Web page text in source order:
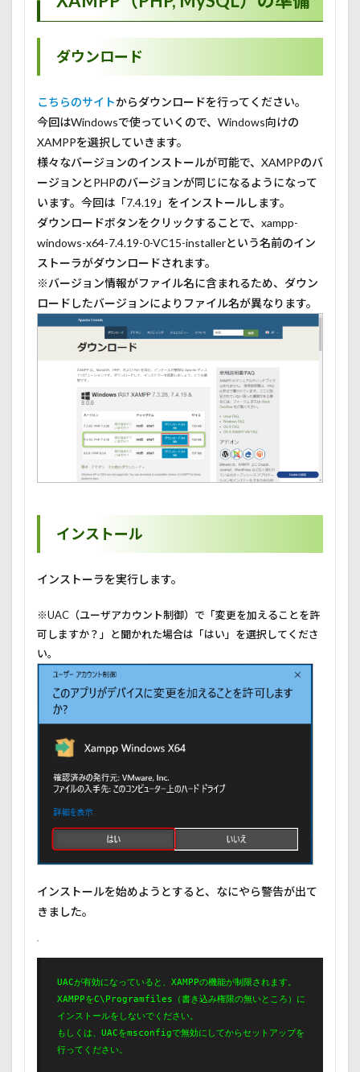
ダウンロード
こちらのサイトからダウンロードを行ってください。
今回はWindowsで使っていくので、Windows向けの
XAMPPを選択していきます。
様々なバージョンのインストールが可能で、XAMPPのバ
ージョンとPHPのバージョンが同じになるようになって
います。今回は「7.4.19」をインストールします。
ダウンロードボタンをクリックすることで、xampp-
windows-x64-7.4.19-0-VC15-installerという名前のイン
ストーラがダウンロードされます。
※バージョン情報がファイル名に含まれるため、ダウン
ロードしたバージョンによりファイル名が異なります。
インストール
インストーラを実行します。
※UAC（ユーザアカウント制御）で「変更を加えることを許
可しますか？」と聞かれた場合は「はい」を選択してくださ
い。
インストールを始めようとすると、なにやら警告が出て
きました。
UACが有効になっていると、XAMPPの機能が制限されます。
XAMPPをC\Programfiles（書き込み権限の無いところ）に
インストールをしないでください。
もしくは、UACをmsconfigで無効にしてからセットアップを
行ってください。